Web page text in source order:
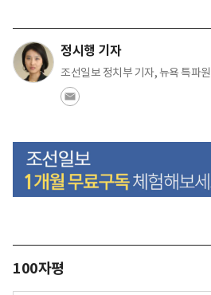
정시행 기자
조선일보 정치부 기자, 뉴욕 특파
100자평